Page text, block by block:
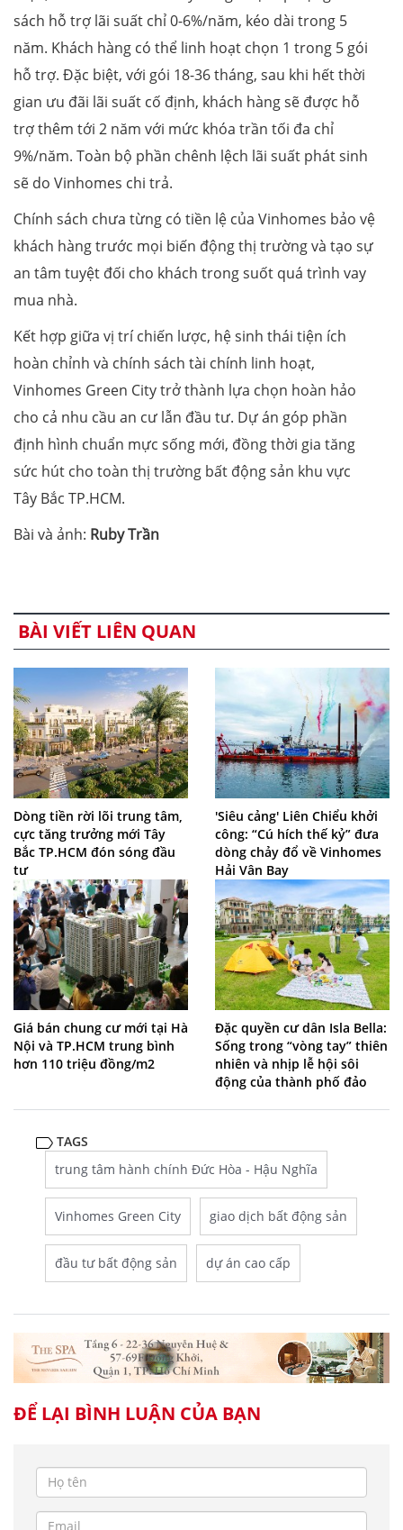
sách hỗ trợ lãi suất chỉ 0-6%/năm, kéo dài trong 5
năm. Khách hàng có thể linh hoạt chọn 1 trong 5 gói
hỗ trợ. Đặc biệt, với gói 18-36 tháng, sau khi hết thời
gian ưu đãi lãi suất cố định, khách hàng sẽ được hỗ
trợ thêm tới 2 năm với mức khóa trần tối đa chỉ
9%/năm. Toàn bộ phần chênh lệch lãi suất phát sinh
sẽ do Vinhomes chi trả.
Chính sách chưa từng có tiền lệ của Vinhomes bảo vệ
khách hàng trước mọi biến động thị trường và tạo sự
an tâm tuyệt đối cho khách trong suốt quá trình vay
mua nhà.
Kết hợp giữa vị trí chiến lược, hệ sinh thái tiện ích
hoàn chỉnh và chính sách tài chính linh hoạt,
Vinhomes Green City trở thành lựa chọn hoàn hảo
cho cả nhu cầu an cư lẫn đầu tư. Dự án góp phần
định hình chuẩn mực sống mới, đồng thời gia tăng
sức hút cho toàn thị trường bất động sản khu vực
Tây Bắc TP.HCM.
Bài và ảnh: Ruby Trần
BÀI VIẾT LIÊN QUAN
Dòng tiền rời lõi trung tâm,
cực tăng trưởng mới Tây
Bắc TP.HCM đón sóng đầu
tư
'Siêu cảng' Liên Chiểu khởi
công: “Cú hích thế kỷ” đưa
dòng chảy đổ về Vinhomes
Hải Vân Bay
Giá bán chung cư mới tại Hà
Nội và TP.HCM trung bình
hơn 110 triệu đồng/m2
Đặc quyền cư dân Isla Bella:
Sống trong “vòng tay” thiên
nhiên và nhịp lễ hội sôi
động của thành phố đảo
TAGS
trung tâm hành chính Đức Hòa - Hậu Nghĩa
Vinhomes Green City giao dịch bất động sản
đầu tư bất động sản dự án cao cấp
ĐỂ LẠI BÌNH LUẬN CỦA BẠN